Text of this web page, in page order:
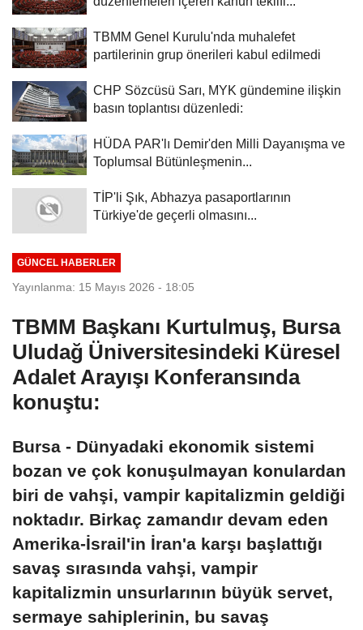
TBMM Genel Kurulu'nda muhalefet
partilerinin grup önerileri kabul edilmedi
CHP Sözcüsü Sarı, MYK gündemine ilişkin
basın toplantısı düzenledi:
HÜDA PAR'lı Demir'den Milli Dayanışma ve
Toplumsal Bütünleşmenin...
TİP'li Şık, Abhazya pasaportlarının
Türkiye'de geçerli olmasını...
GÜNCEL HABERLER
Yayınlanma: 15 Mayıs 2026 - 18:05
TBMM Başkanı Kurtulmuş, Bursa
Uludağ Üniversitesindeki Küresel
Adalet Arayışı Konferansında
konuştu:
Bursa - Dünyadaki ekonomik sistemi
bozan ve çok konuşulmayan konulardan
biri de vahşi, vampir kapitalizmin geldiği
noktadır. Birkaç zamandır devam eden
Amerika-İsrail'in İran'a karşı başlattığı
savaş sırasında vahşi, vampir
kapitalizmin unsurlarının büyük servet,
sermaye sahiplerinin, bu savaş